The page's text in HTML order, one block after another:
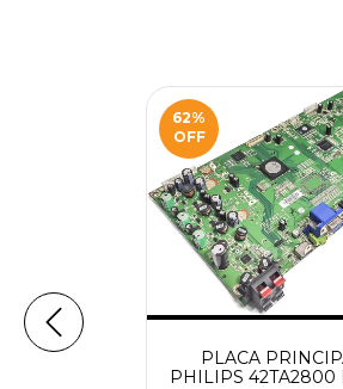
62%
OFF
PLACA
PHILIPS 42TA2800